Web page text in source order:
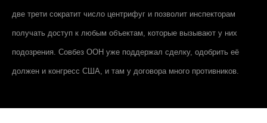
две трети сократит число центрифуг и позволит инспекторам
получать доступ к любым объектам, которые вызывают у них
подозрения. Совбез ООН уже поддержал сделку, одобрить её
должен и конгресс США, и там у договора много противников.